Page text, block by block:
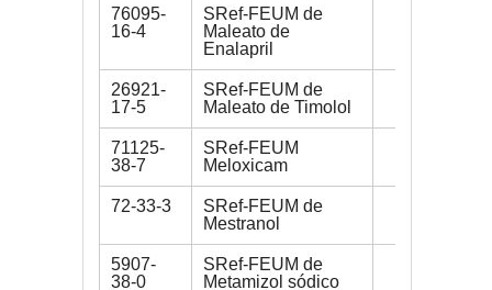
76095-
16-4
SRef-FEUM de
Maleato de
Enalapril
26921-
17-5
SRef-FEUM de
Maleato de Timolol
71125-
38-7
SRef-FEUM
Meloxicam
72-33-3
SRef-FEUM de
Mestranol
5907-
38-0
SRef-FEUM de
Metamizol sódico